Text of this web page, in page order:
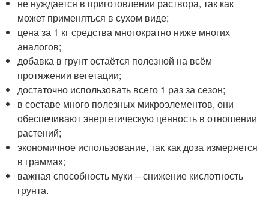
не нуждается в приготовлении раствора, так как
может применяться в сухом виде;
цена за 1 кг средства многократно ниже многих
аналогов;
добавка в грунт остаётся полезной на всём
протяжении вегетации;
достаточно использовать всего 1 раз за сезон;
в составе много полезных микроэлементов, они
обеспечивают энергетическую ценность в отношении
растений;
экономичное использование, так как доза измеряется
в граммах;
важная способность муки – снижение кислотность
грунта.